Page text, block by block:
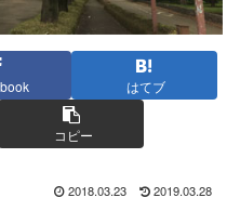
はてブ
コピー
2018.03.23 2019.03.28